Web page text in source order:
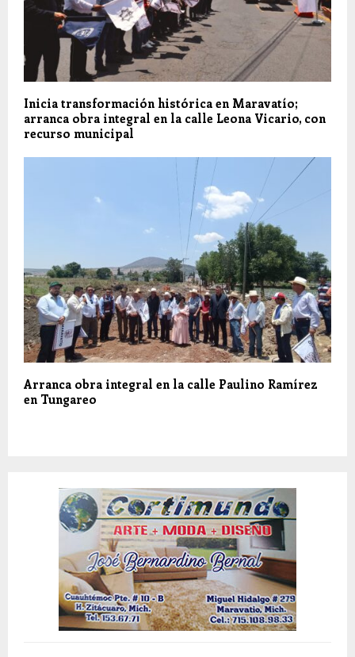
Inicia transformación histórica en Maravatío;
arranca obra integral en la calle Leona Vicario, con
recurso municipal
Arranca obra integral en la calle Paulino Ramírez
en Tungareo